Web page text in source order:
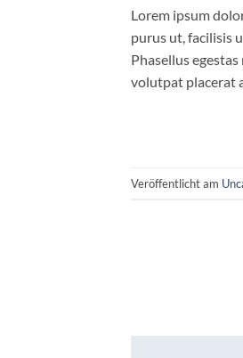
Lorem ipsum
purus ut, facilisis
Phasellus
volutpat placerat
Veröffentlicht am